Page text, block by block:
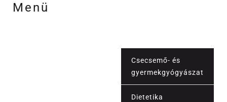
Menü
Csecsemő- és
gyermekgyógyászat
Dietetika